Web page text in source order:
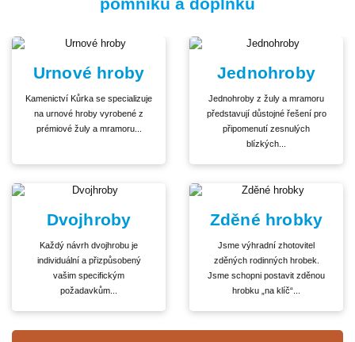
Urnové hroby
Kamenictví Kůrka se specializuje
na urnové hroby vyrobené z
prémiové žuly a mramoru...
Jednohroby
Jednohroby z žuly a mramoru
představují důstojné řešení pro
připomenutí zesnulých
blízkých...
Dvojhroby
Každý návrh dvojhrobu je
individuální a přizpůsobený
vašim specifickým
požadavkům...
Zděné hrobky
Jsme výhradní zhotovitel
zděných rodinných hrobek.
Jsme schopni postavit zděnou
hrobku „na klíč“...